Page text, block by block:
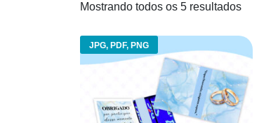
Mostrando todos os 5 resultados
JPG, PDF, PNG